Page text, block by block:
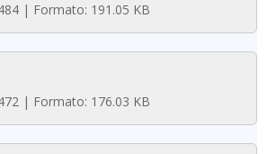
| Formato: 191.05 KB
| Formato: 176.03 KB